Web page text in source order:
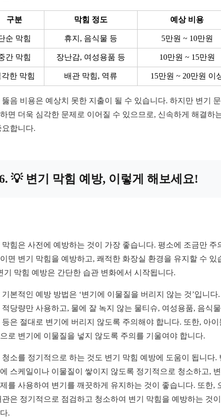
구분 막힘 정도 예상 비용
순 막힘 휴지, 음식물 등 5만원 ~ 10만원
간 막힘 장난감, 여성용품 등 10만원 ~ 15만원
한 막힘 배관 막힘, 역류 15만원 ~ 20만원 이
뚫음 비용은 예상치 못한 지출이 될 수 있습니다. 하지만 변기
면 더욱 심각한 문제로 이어질 수 있으므로, 신속하게 해결하
요합니다.
💡 변기 막힘 예방, 이렇게 해보세요!
막힘은 사전에 예방하는 것이 가장 좋습니다. 평소에 조금만 주
면 변기 막힘을 예방하고, 쾌적한 화장실 환경을 유지할 수 있
기 막힘 예방은 간단한 습관 변화에서 시작됩니다.
기본적인 예방 방법은 ‘변기에 이물질을 버리지 않는 것’입니다
적당량만 사용하고, 물에 잘 녹지 않는 물티슈, 여성용품, 음식
등은 절대로 변기에 버리지 않도록 주의해야 합니다. 또한, 아이
로 변기에 이물질을 넣지 않도록 주의를 기울여야 합니다.
청소를 정기적으로 하는 것도 변기 막힘 예방에 도움이 됩니다.
스케일이나 이물질이 쌓이지 않도록 정기적으로 청소하고,
를 사용하여 변기를 깨끗하게 유지하는 것이 좋습니다. 또한,
관은 정기적으로 점검하고 청소하여 변기 막힘을 예방하는 것
.